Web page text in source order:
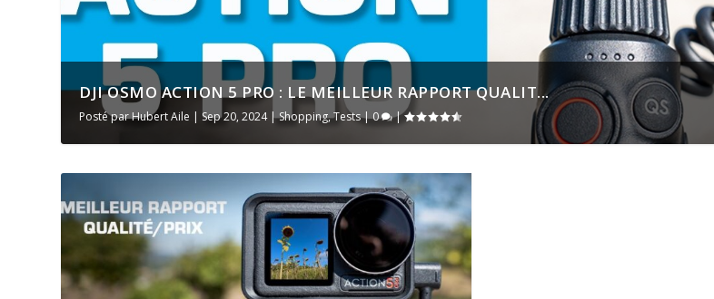
DJI OSMO ACTION 5 PRO : LE MEILLEUR RAPPORT QUALIT...
Posté parHubert Aile | Sep 20, 2024|Shopping,Tests|0 |